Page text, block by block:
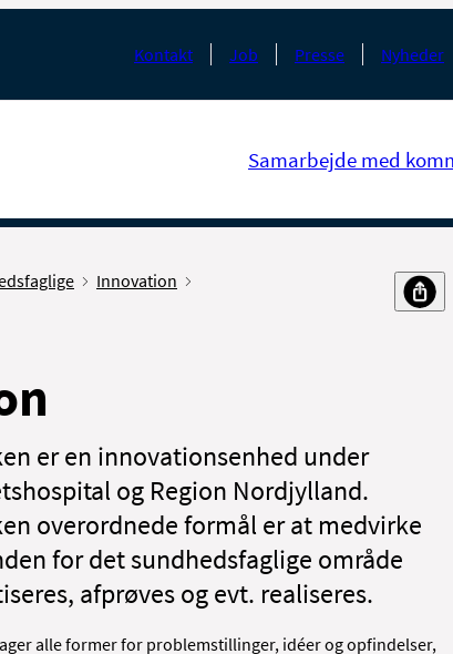
Kontakt Job Presse Nyheder
Samarbejde med
Innovation
er en innovationsenhed under
og Region Nordjylland.
overordnede formål er at medvirke
for det sundhedsfaglige område
afprøves og evt. realiseres.
alle former for problemstillinger, idéer og opfindelser,